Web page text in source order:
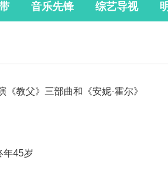
音乐先锋 综艺导视
教父》三部曲和《安妮·霍尔》
年45岁